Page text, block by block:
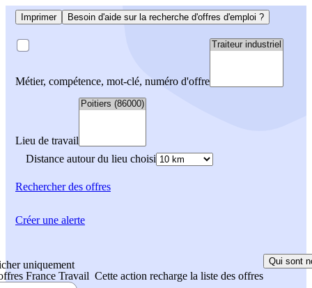
Imprimer Besoin d'aide sur la recherche d'offres d'emploi ?
Métier, compétence, mot-clé, numéro d'offre
Lieu de travail
Distance autour du lieu choisi
Rechercherdes offres
uniquement
France Travail Cette action recharge la liste des offres
Qui sont
Créer une alerte